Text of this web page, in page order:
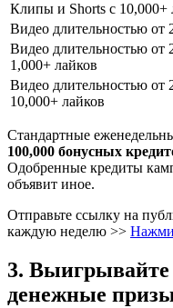
Клипы и Shorts с 10,000+
Видео длительностью от
Видео длительностью от
1,000+ лайков
Видео длительностью от
10,000+ лайков
Стандартные
100,000 бонусных
Одобренные кредиты
объявит иное.
Отправьте ссылку на
каждую неделю >>
3.
денежные